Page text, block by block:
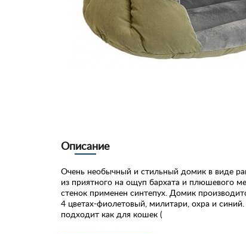
Описание
Очень необычный и стильный домик в виде
из приятного на ощуп бархата и плюшевого
стенок применен синтепух. Домик
4 цветах-фиолетовый, милитари, охра и
подходит как для кошек (